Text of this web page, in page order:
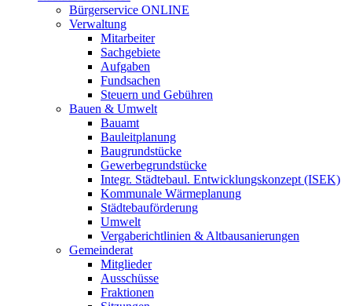
Bürgerservice ONLINE
Verwaltung
Mitarbeiter
Sachgebiete
Aufgaben
Fundsachen
Steuern und Gebühren
Bauen & Umwelt
Bauamt
Bauleitplanung
Baugrundstücke
Gewerbegrundstücke
Integr. Städtebaul. Entwicklungskonzept (ISEK)
Kommunale Wärmeplanung
Städtebauförderung
Umwelt
Vergaberichtlinien & Altbausanierungen
Gemeinderat
Mitglieder
Ausschüsse
Fraktionen